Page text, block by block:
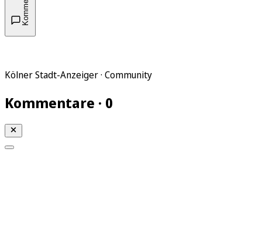
Kölner Stadt-Anzeiger · Community
Kommentare · 0